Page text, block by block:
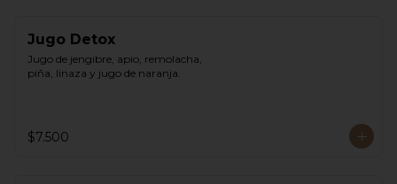
Jugo Detox
Jugo de jengibre, apio, remolacha,
piña, linaza y jugo de naranja.
$7.500